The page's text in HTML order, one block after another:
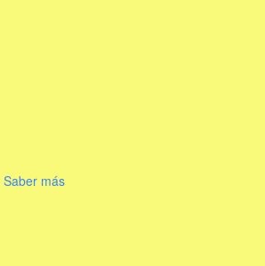
Saber más